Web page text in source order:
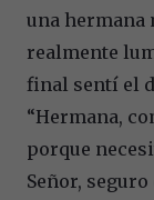
una hermana
realmente
final sentí el
“Hermana,
porque
Señor,